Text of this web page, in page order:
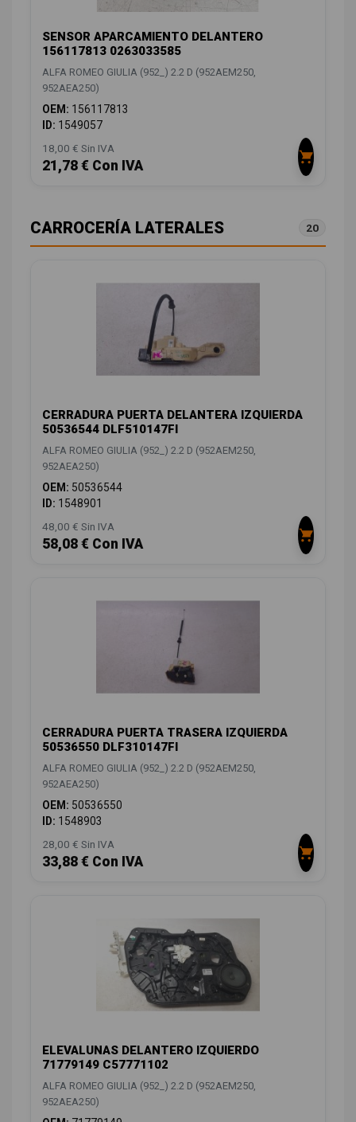
SENSOR APARCAMIENTO DELANTERO
156117813 0263033585
ALFA ROMEO GIULIA (952_) 2.2 D (952AEM250,
952AEA250)
OEM: 156117813
ID: 1549057
18,00 € Sin IVA
21,78 € Con IVA
CARROCERÍA LATERALES 20
CERRADURA PUERTA DELANTERA IZQUIERDA
50536544 DLF510147FI
ALFA ROMEO GIULIA (952_) 2.2 D (952AEM250,
952AEA250)
OEM: 50536544
ID: 1548901
48,00 € Sin IVA
58,08 € Con IVA
CERRADURA PUERTA TRASERA IZQUIERDA
50536550 DLF310147FI
ALFA ROMEO GIULIA (952_) 2.2 D (952AEM250,
952AEA250)
OEM: 50536550
ID: 1548903
28,00 € Sin IVA
33,88 € Con IVA
ELEVALUNAS DELANTERO IZQUIERDO
71779149 C57771102
ALFA ROMEO GIULIA (952_) 2.2 D (952AEM250,
952AEA250)